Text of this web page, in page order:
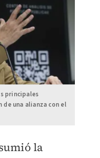
principales
de una alianza con el
la